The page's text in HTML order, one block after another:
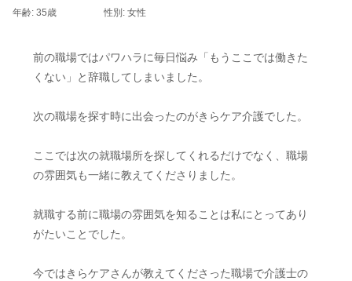
年齢: 35歳 性別: 女性
前の職場ではパワハラに毎日悩み「もうここでは働きた
くない」と辞職してしまいました。
次の職場を探す時に出会ったのがきらケア介護でした。
ここでは次の就職場所を探してくれるだけでなく、職場
の雰囲気も一緒に教えてくださりました。
就職する前に職場の雰囲気を知ることは私にとってあり
がたいことでした。
今ではきらケアさんが教えてくださった職場で介護士の